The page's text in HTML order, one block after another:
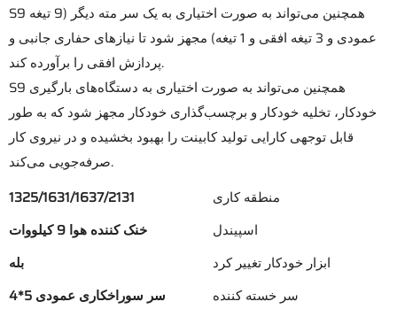
S9 همچنین می‌تواند به صورت اختیاری به یک سر مته دیگر (9 تیغه
عمودی و 3 تیغه افقی و 1 تیغه) مجهز شود تا نیازهای حفاری جانبی و
پردازش افقی را برآورده کند.
S9 همچنین می‌تواند به صورت اختیاری به دستگاه‌های بارگیری
خودکار، تخلیه خودکار و برچسب‌گذاری خودکار مجهز شود که به طور
قابل توجهی کارایی تولید کابینت را بهبود بخشیده و در نیروی کار
صرفه‌جویی می‌کند.
1325/1631/1637/2131
منطقه کاری
خنک کننده هوا 9 کیلووات
اسپیندل
بله
ابزار خودکار تغییر کرد
سر سوراخکاری عمودی 5*4
سر خسته کننده